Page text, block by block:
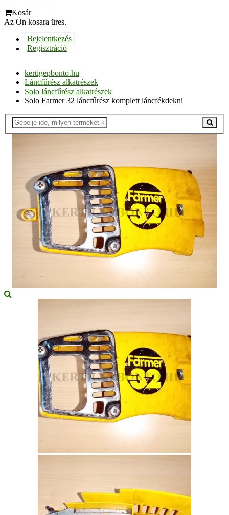
Kosár
Az Ön kosara üres.
Bejelentkezés
Regisztráció
kertigepbonto.hu
Láncfűrész alkatrészek
Solo láncfűrész alkatrészek
Solo Farmer 32 láncfűrész komplett láncfékdekni